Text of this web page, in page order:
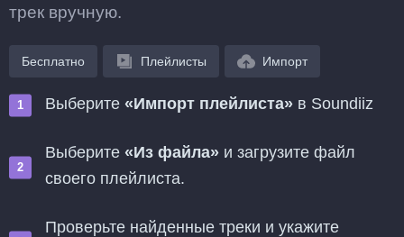
трек вручную.
Бесплатно Плейлисты Импорт
Выберите «Импорт плейлиста» в Soundiiz
Выберите «Из файла» и загрузите файл
своего плейлиста.
Проверьте найденные треки и укажите